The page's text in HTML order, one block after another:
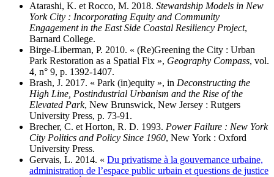
Atarashi, K. et Rocco, M. 2018. Stewardship Models in New
York City : Incorporating Equity and Community
Engagement in the East Side Coastal Resiliency Project,
Barnard College.
Birge-Liberman, P. 2010. « (Re)Greening the City : Urban
Park Restoration as a Spatial Fix », Geography Compass, vol.
4, n° 9, p. 1392‑1407.
Brash, J. 2017. « Park (in)equity », in Deconstructing the
High Line, Postindustrial Urbanism and the Rise of the
Elevated Park, New Brunswick, New Jersey : Rutgers
University Press, p. 73‑91.
Brecher, C. et Horton, R. D. 1993. Power Failure : New York
City Politics and Policy Since 1960, New York : Oxford
University Press.
Gervais, L. 2014. « Du privatisme à la gouvernance urbaine,
administration de l’espace public urbain et questions de justice